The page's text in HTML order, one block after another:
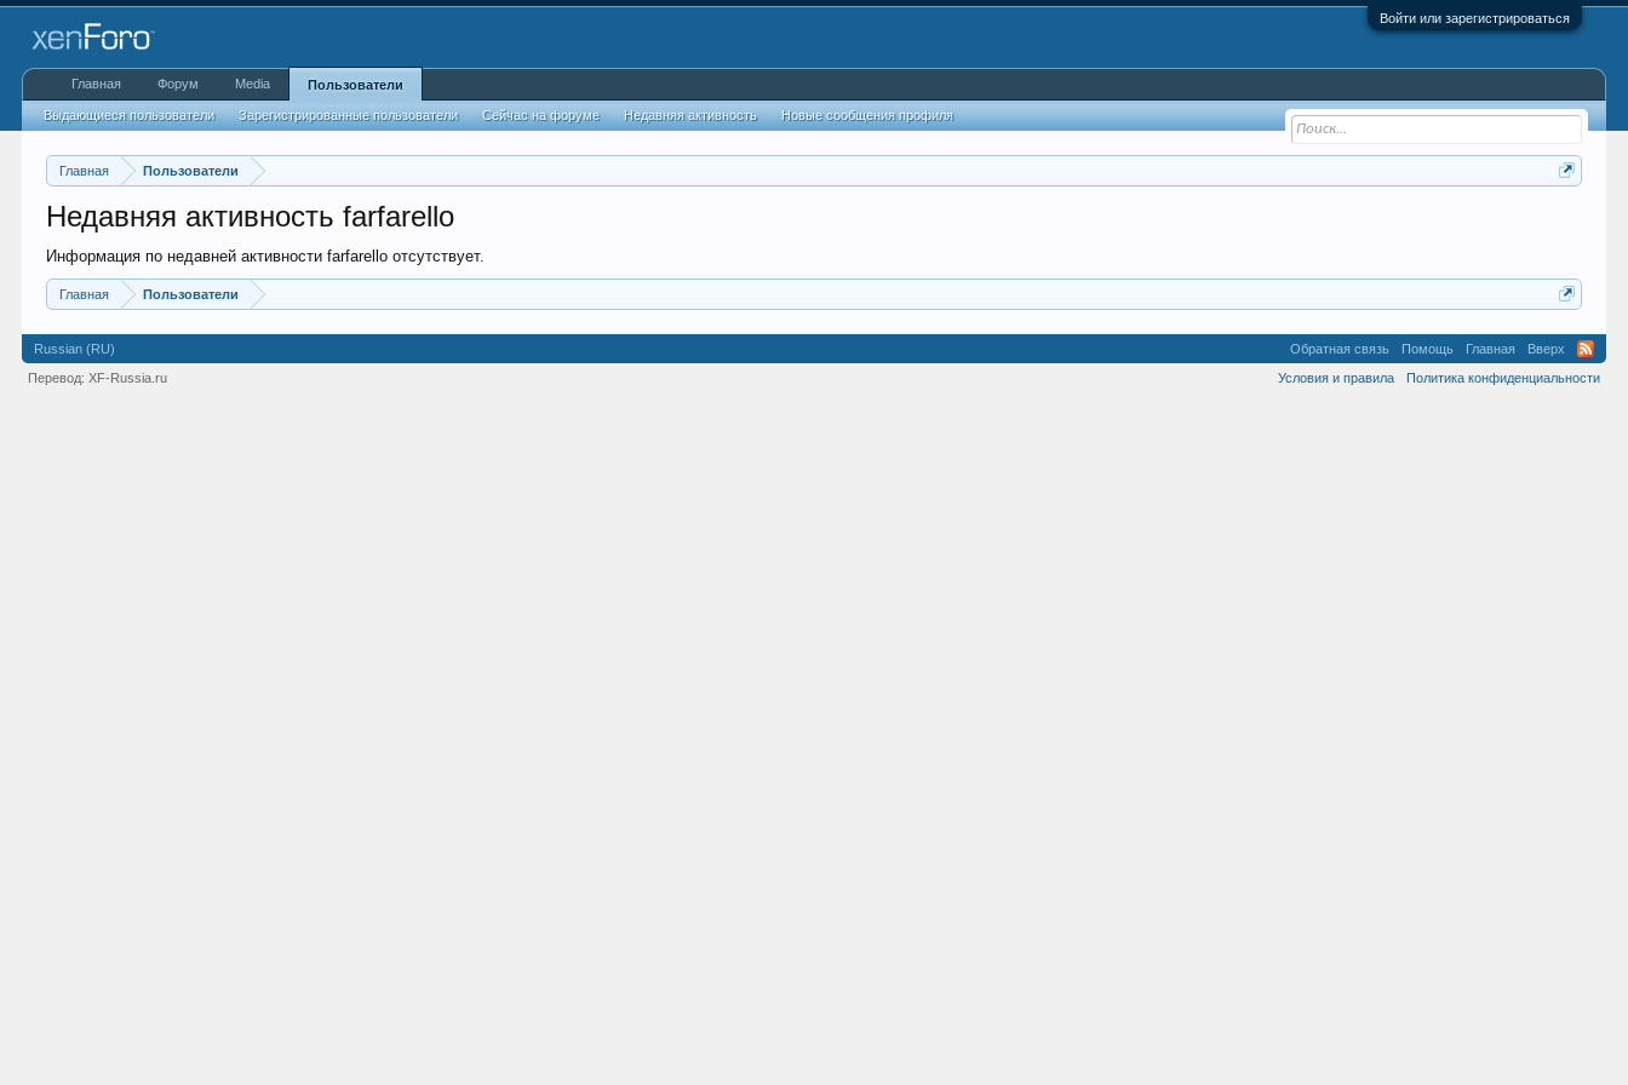
Войти или зарегистрироваться
Главная Пользователи
Недавняя активность farfarello
Информация по недавней активности farfarello отсутствует.
Главная Пользователи
Главная Форум Media Пользователи
Выдающиеся пользователи Зарегистрированные пользователи Сейчас на форуме Недавняя активность Новые сообщения профиля
Russian (RU) Обратная связь Помощь Главная
Вверх
Условия и правила
Политика конфиденциальности
Перевод:XF-Russia.ru